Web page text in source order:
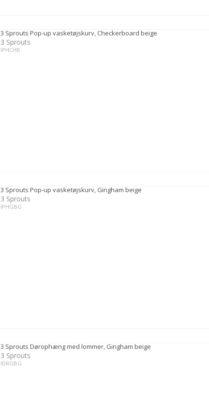
3 Sprouts Pop-up vasketøjskurv, Checkerboard beige
3 Sprouts
IPHCHB
3 Sprouts Pop-up vasketøjskurv, Gingham beige
3 Sprouts
IPHGBG
3 Sprouts Dørophæng med lommer, Gingham beige
3 Sprouts
IDRGBG